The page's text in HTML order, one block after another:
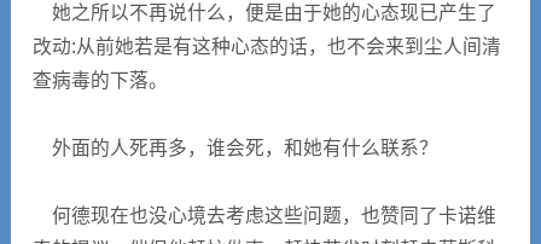
她之所以不再说什么，便是由于她的心态现已产生了
改动:从前她若是有这种心态的话，也不会来到尘人间清
查病毒的下落。
外面的人死再多，谁会死，和她有什么联系？
何德现在也没心境去考虑这些问题，也赞同了卡诺维